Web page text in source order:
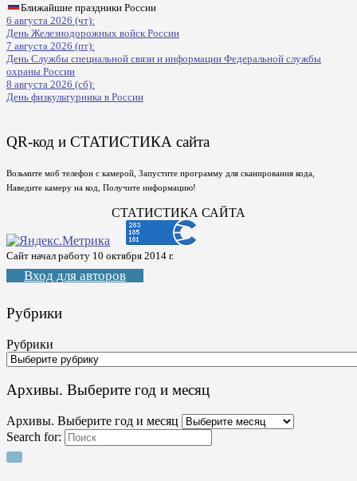
Ближайшие праздники России
6 августа 2026 (чт):
День Железнодорожных войск России
7 августа 2026 (пт):
День Службы специальной связи и информации Федеральной службы
охраны России
8 августа 2026 (сб):
День физкультурника в России
QR-код и СТАТИСТИКА сайта
Возьмите моб телефон с камерой, Запустите программу для сканирования кода,
Наведите камеру на код, Получите информацию!
СТАТИСТИКА САЙТА
Сайт начал работу 10 октября 2014 г.
Вход для авторов
Рубрики
Рубрики
Архивы. Выберите год и месяц
Архивы. Выберите год и месяц
Search for: